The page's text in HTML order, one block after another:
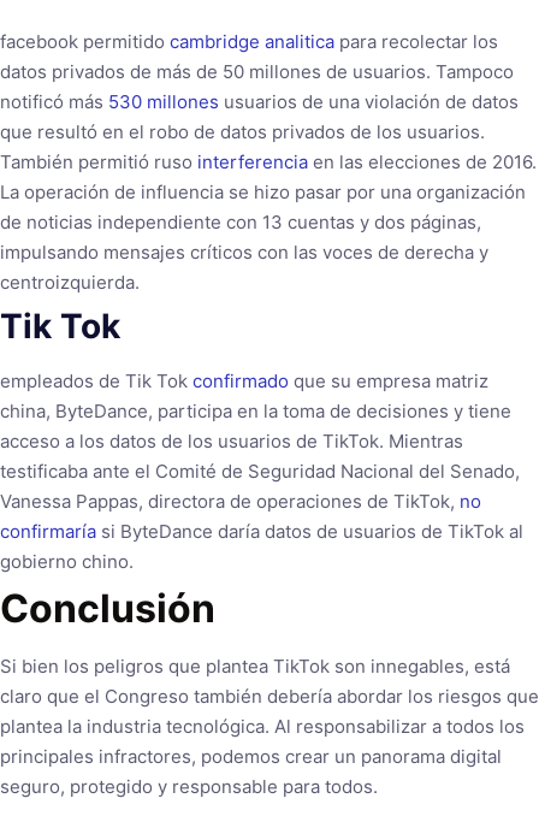
facebook permitido cambridge analitica para recolectar los
datos privados de más de 50 millones de usuarios. Tampoco
notificó más 530 millones usuarios de una violación de datos
que resultó en el robo de datos privados de los usuarios.
También permitió ruso interferencia en las elecciones de 2016.
La operación de influencia se hizo pasar por una organización
de noticias independiente con 13 cuentas y dos páginas,
impulsando mensajes críticos con las voces de derecha y
centroizquierda.
Tik Tok
empleados de Tik Tok confirmado que su empresa matriz
china, ByteDance, participa en la toma de decisiones y tiene
acceso a los datos de los usuarios de TikTok. Mientras
testificaba ante el Comité de Seguridad Nacional del Senado,
Vanessa Pappas, directora de operaciones de TikTok, no
confirmaría si ByteDance daría datos de usuarios de TikTok al
gobierno chino.
Conclusión
Si bien los peligros que plantea TikTok son innegables, está
claro que el Congreso también debería abordar los riesgos que
plantea la industria tecnológica. Al responsabilizar a todos los
principales infractores, podemos crear un panorama digital
seguro, protegido y responsable para todos.